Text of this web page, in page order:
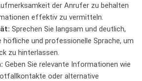
der Anrufer⁤ zu behalten
effektiv zu ‌vermitteln.
‌Sprechen Sie langsam ⁤und deutlich,
höfliche und professionelle Sprache, um
zu ‍hinterlassen.
Geben​ Sie relevante Informationen wie
⁢oder alternative